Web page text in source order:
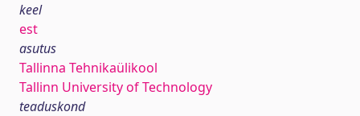
keel
est
asutus
Tallinna Tehnikaülikool
Tallinn University of Technology
teaduskond